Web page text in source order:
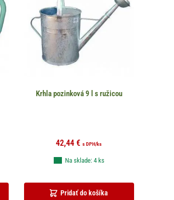
Krhla pozinková 9 l s ružicou
42,44€ s DPH/ks
Pridať do košíka
Na sklade: 4 ks